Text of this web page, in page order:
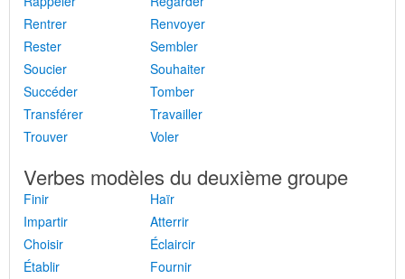
Rentrer
Renvoyer
Rester
Sembler
Soucier
Souhaiter
Succéder
Tomber
Transférer
Travailler
Trouver
Voler
Verbes modèles du deuxième groupe
Finir
Haïr
Impartir
Atterrir
Choisir
Éclaircir
Établir
Fournir